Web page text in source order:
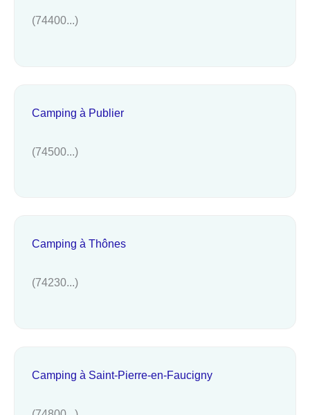
(74400...)
Camping à Publier
(74500...)
Camping à Thônes
(74230...)
Camping à Saint-Pierre-en-Faucigny